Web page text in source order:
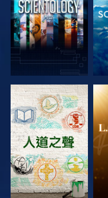
探索系列節目